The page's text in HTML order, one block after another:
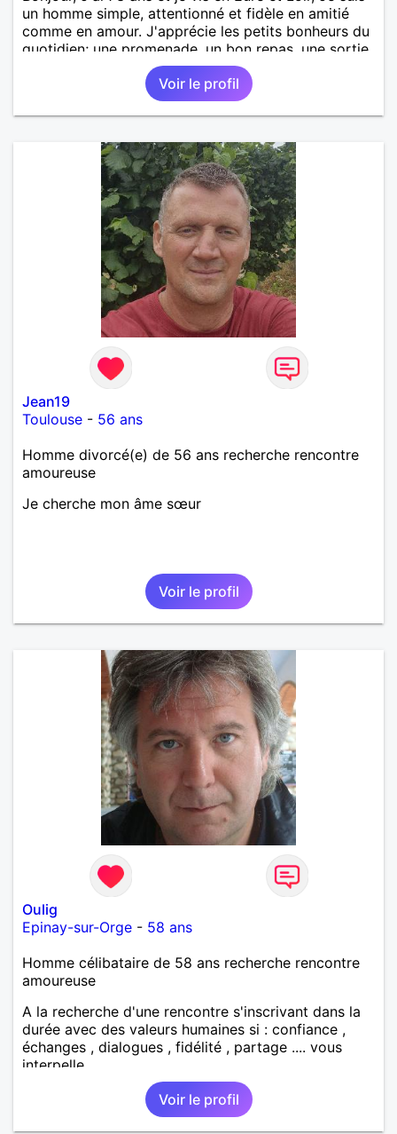
un homme simple, attentionné et fidèle en amitié
comme en amour. J'apprécie les petits bonheurs du
quotidien; une promenade, un bon repas, une sortie,
une discision agréable ou un moment de détente à
deux. Je souhaite rencontrer une femme douce,
honnête et bienveillante, avec qui partager des
moments de complicité, de rire et de confiance. Je
une belle amitié et qu'il n'est jamais trop tard pour
écrire une nouvelle histoire. Si vous aimez les
échanges sincères, les valeurs de respect et de
simplicité, nous pourrions faire connaissance autour
d'un café suivi d'une balade, sans précipitation et
laisser le temps faire le reste. Au plaisir de vous lire.
Voir le profil
Jean19
Toulouse - 56 ans
Homme divorcé(e) de 56 ans recherche rencontre
amoureuse
Je cherche mon âme sœur
Voir le profil
Oulig
Epinay-sur-Orge - 58 ans
Homme célibataire de 58 ans recherche rencontre
amoureuse
A la recherche d'une rencontre s'inscrivant dans la
durée avec des valeurs humaines si : confiance ,
échanges , dialogues , fidélité , partage .... vous
interpelle
Voir le profil